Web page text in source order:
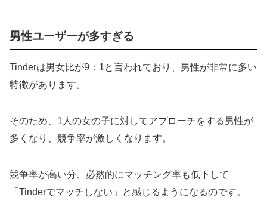
男性ユーザーが多すぎる
Tinderは男女比が9：1と言われており、男性が非常に多い
特徴があります。
そのため、1人の女の子に対してアプローチをする男性が
多くなり、競争率が激しくなります。
競争率が高い分、必然的にマッチング率も低下して
「Tinderでマッチしない」と感じるようになるのです。